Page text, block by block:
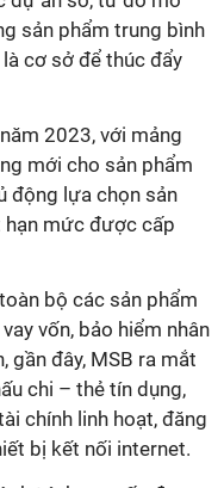
sản phẩm trung bình
cơ sở để thúc đẩy
2023, với mảng
mới cho sản phẩm
động lựa chọn sản
hạn mức được cấp
bộ các sản phẩm
vốn, bảo hiểm nhân
gần đây, MSB ra mắt
chi – thẻ tín dụng,
chính linh hoạt, đăng
bị kết nối internet.